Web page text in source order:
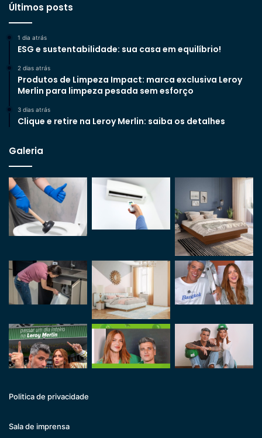
Últimos posts
1 dia atrás
ESG e sustentabilidade: sua casa em equilíbrio!
2 dias atrás
Produtos de Limpeza Impact: marca exclusiva Leroy
Merlin para limpeza pesada sem esforço
3 dias atrás
Clique e retire na Leroy Merlin: saiba os detalhes
Galeria
Politica de privacidade
Sala de imprensa